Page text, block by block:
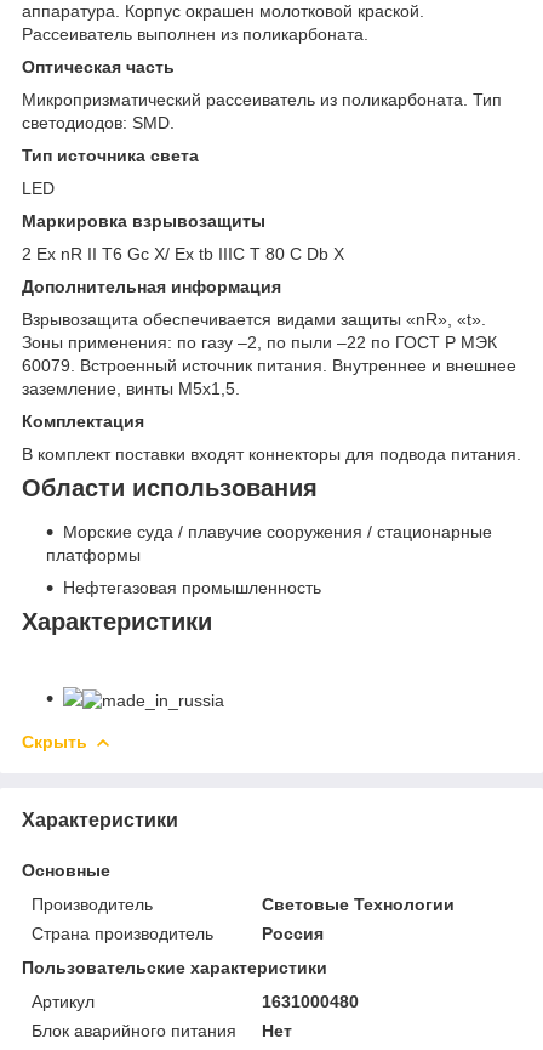
аппаратура. Корпус окрашен молотковой краской.
Рассеиватель выполнен из поликарбоната.
Оптическая часть
Микропризматический рассеиватель из поликарбоната. Тип
светодиодов: SMD.
Тип источника света
LED
Маркировка взрывозащиты
2 Ex nR II T6 Gc X/ Ex tb IIIC T 80 C Db X
Дополнительная информация
Взрывозащита обеспечивается видами защиты «nR», «t».
Зоны применения: по газу –2, по пыли –22 по ГОСТ Р МЭК
60079. Встроенный источник питания. Внутреннее и внешнее
заземление, винты М5х1,5.
Комплектация
В комплект поставки входят коннекторы для подвода питания.
Области использования
Морские суда / плавучие сооружения / стационарные
платформы
Нефтегазовая промышленность
Характеристики
Скрыть
Характеристики
Основные
Производитель
Световые Технологии
Страна производитель
Россия
Пользовательские характеристики
Артикул
1631000480
Блок аварийного питания
Нет